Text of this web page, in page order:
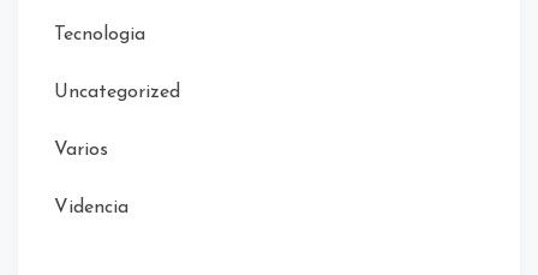
Tecnologia
Uncategorized
Varios
Videncia